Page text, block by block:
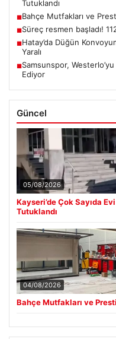
Tutuklandı
■Bahçe Mutfakları ve
■Süreç resmen başladı!
■Hatay’da Düğün
Yaralı
■Samsunspor,
Ediyor
Güncel
05/08/2026
Kayseri’de Çok Sayıda
Tutuklandı
04/08/2026
Bahçe Mutfakları ve